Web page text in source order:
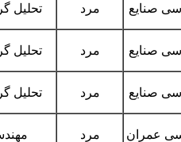
صنایع مرد تحلیل
صنایع مرد تحلیل
صنایع مرد تحلیل
عمران مرد